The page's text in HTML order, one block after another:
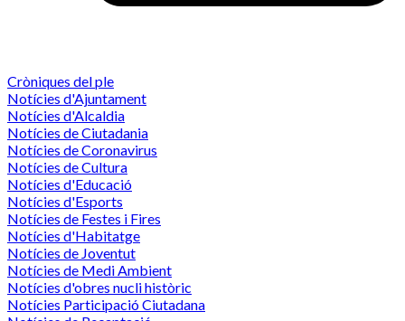
Cròniques del ple
Notícies d'Ajuntament
Notícies d'Alcaldia
Notícies de Ciutadania
Notícies de Coronavirus
Notícies de Cultura
Notícies d'Educació
Notícies d'Esports
Notícies de Festes i Fires
Notícies d'Habitatge
Notícies de Joventut
Notícies de Medi Ambient
Notícies d'obres nucli històric
Notícies Participació Ciutadana